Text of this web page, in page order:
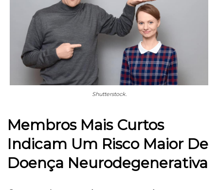
Shutterstock.
Membros Mais Curtos
Indicam Um Risco Maior De
Doença Neurodegenerativa